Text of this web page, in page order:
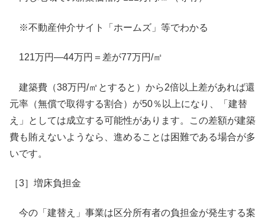
※不動産仲介サイト「ホームズ」等でわかる
121万円―44万円＝差が77万円/㎡
建築費（38万円/㎡とすると）から2倍以上差があれば還
元率（無償で取得する割合）が50％以上になり、「建替
え」としては成立する可能性があります。この差額が建築
費も賄えないようなら、進めることは困難である場合が多
いです。
［3］増床負担金
今の「建替え」事業は区分所有者の負担金が発生する案